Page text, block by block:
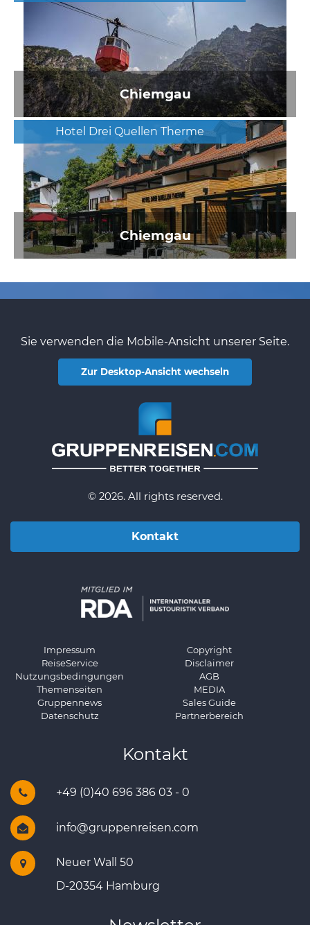
Chiemgau
Hotel Drei Quellen Therme
Chiemgau
Sie verwenden die Mobile-Ansicht unserer Seite.
Zur Desktop-Ansicht wechseln
© 2026. All rights reserved.
Kontakt
Impressum
ReiseService
Nutzungsbedingungen
Themenseiten
Gruppennews
Datenschutz
Copyright
Disclaimer
AGB
MEDIA
Sales Guide
Partnerbereich
Kontakt
+49 (0)40 696 386 03 - 0
info@gruppenreisen.com
Neuer Wall 50
D-20354 Hamburg